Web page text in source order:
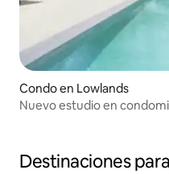
Condo en Lowlands
Nuevo estudio en
Destinaciones